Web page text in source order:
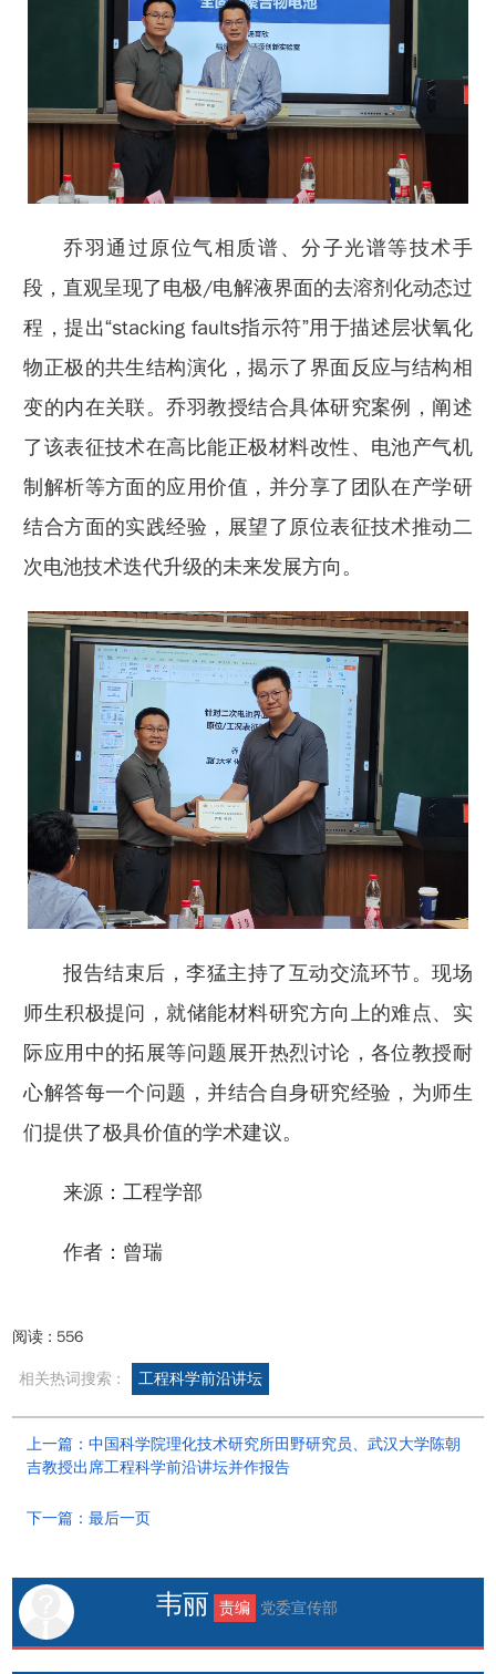
乔羽通过原位气相质谱、分子光谱等技术手
段，直观呈现了电极/电解液界面的去溶剂化动态过
程，提出“stacking faults指示符”用于描述层状氧化
物正极的共生结构演化，揭示了界面反应与结构相
变的内在关联。乔羽教授结合具体研究案例，阐述
了该表征技术在高比能正极材料改性、电池产气机
制解析等方面的应用价值，并分享了团队在产学研
结合方面的实践经验，展望了原位表征技术推动二
次电池技术迭代升级的未来发展方向。
报告结束后，李猛主持了互动交流环节。现场
师生积极提问，就储能材料研究方向上的难点、实
际应用中的拓展等问题展开热烈讨论，各位教授耐
心解答每一个问题，并结合自身研究经验，为师生
们提供了极具价值的学术建议。
来源：工程学部
作者：曾瑞
阅读 : 556
相关热词搜索 : 工程科学前沿讲坛
上一篇：中国科学院理化技术研究所田野研究员、武汉大学陈朝
吉教授出席工程科学前沿讲坛并作报告
下一篇：最后一页
韦丽 责编 党委宣传部